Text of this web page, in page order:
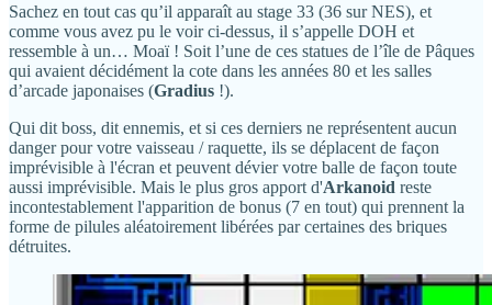
Sachez en tout cas qu’il apparaît au stage 33 (36 sur NES), et
comme vous avez pu le voir ci-dessus, il s’appelle DOH et
ressemble à un… Moaï ! Soit l’une de ces statues de l’île de Pâques
qui avaient décidément la cote dans les années 80 et les salles
d’arcade japonaises (Gradius !).
Qui dit boss, dit ennemis, et si ces derniers ne représentent aucun
danger pour votre vaisseau / raquette, ils se déplacent de façon
imprévisible à l'écran et peuvent dévier votre balle de façon toute
aussi imprévisible. Mais le plus gros apport d'Arkanoid reste
incontestablement l'apparition de bonus (7 en tout) qui prennent la
forme de pilules aléatoirement libérées par certaines des briques
détruites.